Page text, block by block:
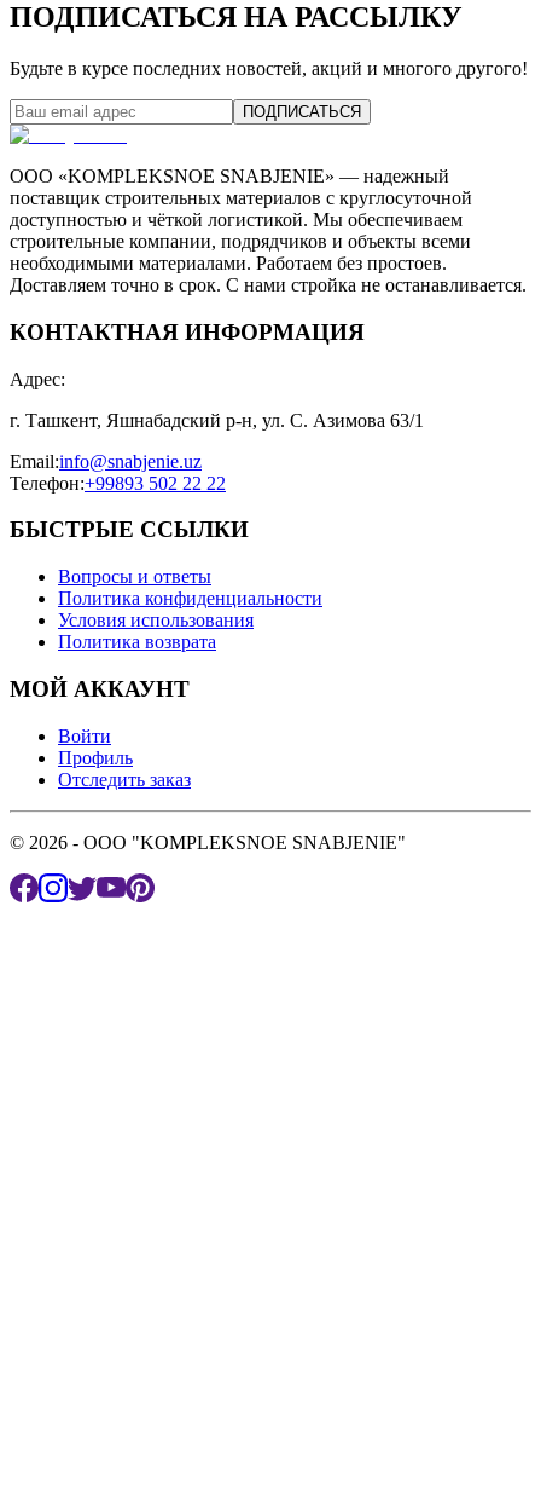
ПОДПИСАТЬСЯ НА РАССЫЛКУ
Будьте в курсе последних новостей, акций и многого другого!
ПОДПИСАТЬСЯ
ООО «KOMPLEKSNOE SNABJENIE» — надежный
поставщик строительных материалов с круглосуточной
доступностью и чёткой логистикой. Мы обеспечиваем
строительные компании, подрядчиков и объекты всеми
необходимыми материалами. Работаем без простоев.
Доставляем точно в срок. С нами стройка не останавливается.
КОНТАКТНАЯ ИНФОРМАЦИЯ
Адрес:
г. Ташкент, Яшнабадский р-н, ул. С. Азимова 63/1
Email:info@snabjenie.uz
Телефон:+99893 502 22 22
БЫСТРЫЕ ССЫЛКИ
Вопросы и ответы
Политика конфиденциальности
Условия использования
Политика возврата
МОЙ АККАУНТ
Войти
Профиль
Отследить заказ
© 2026 - OOO "KOMPLEKSNOE SNABJENIE"